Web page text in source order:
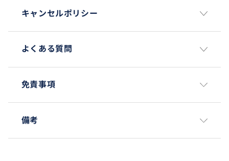
キャンセルポリシー
よくある質問
免責事項
備考